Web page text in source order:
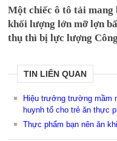
Một chiếc ô tô tải mang
khối lượng lớn mỡ lợn
thụ thì bị lực lượng
TIN LIÊN QUAN
Hiệu trưởng trường mầm
huynh tố cho trẻ ăn thực
Thực phẩm bạn nên ăn